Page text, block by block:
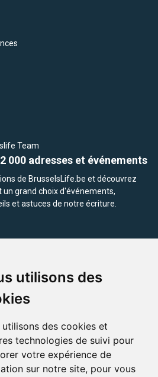
utilisons des
utilisons des cookies et
technologies de suivi pour
votre expérience de
sur notre site, pour vous
Team
000 adresses et événements
de BrusselsLife.be et découvrez
un grand choix d'événements,
et astuces de notre écriture.
Ixelles, Brussels,
Tous droits réservés. Le contenu
site sont protégés par le droit